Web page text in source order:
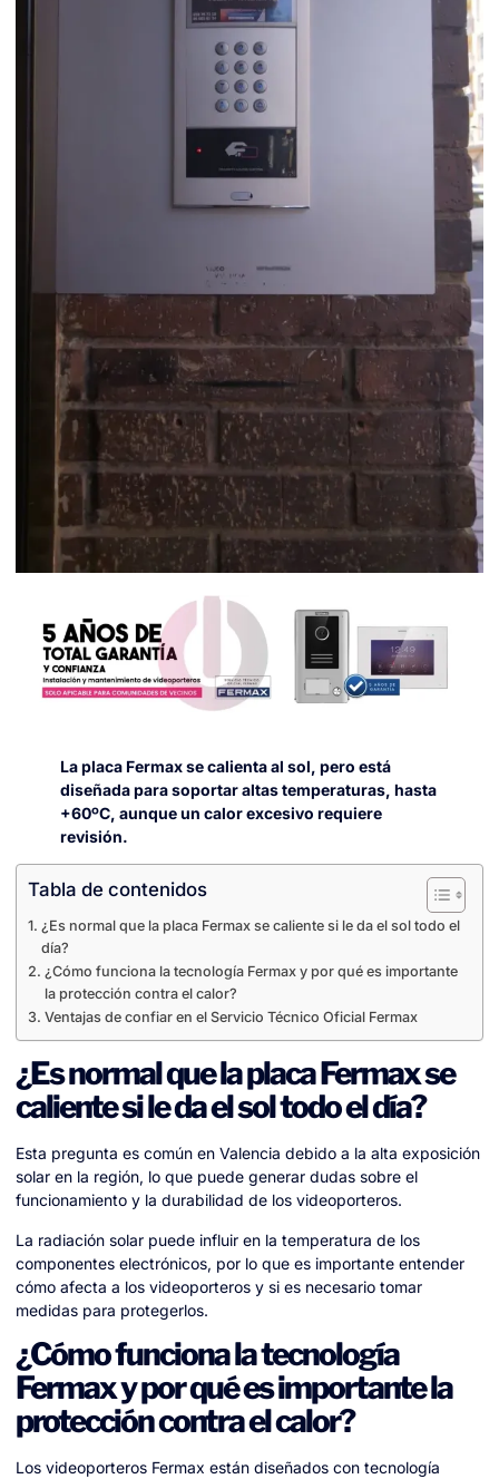
La placa Fermax se calienta al sol, pero está
diseñada para soportar altas temperaturas, hasta
+60ºC, aunque un calor excesivo requiere
revisión.
Tabla de contenidos
¿Es normal que la placa Fermax se caliente si le da el sol todo el
día?
¿Cómo funciona la tecnología Fermax y por qué es importante
la protección contra el calor?
Ventajas de confiar en el Servicio Técnico Oficial Fermax
¿Es normal que la placa Fermax se
caliente si le da el sol todo el día?
Esta pregunta es común en Valencia debido a la alta exposición
solar en la región, lo que puede generar dudas sobre el
funcionamiento y la durabilidad de los videoporteros.
La radiación solar puede influir en la temperatura de los
componentes electrónicos, por lo que es importante entender
cómo afecta a los videoporteros y si es necesario tomar
medidas para protegerlos.
¿Cómo funciona la tecnología
Fermax y por qué es importante la
protección contra el calor?
Los videoporteros Fermax están diseñados con tecnología